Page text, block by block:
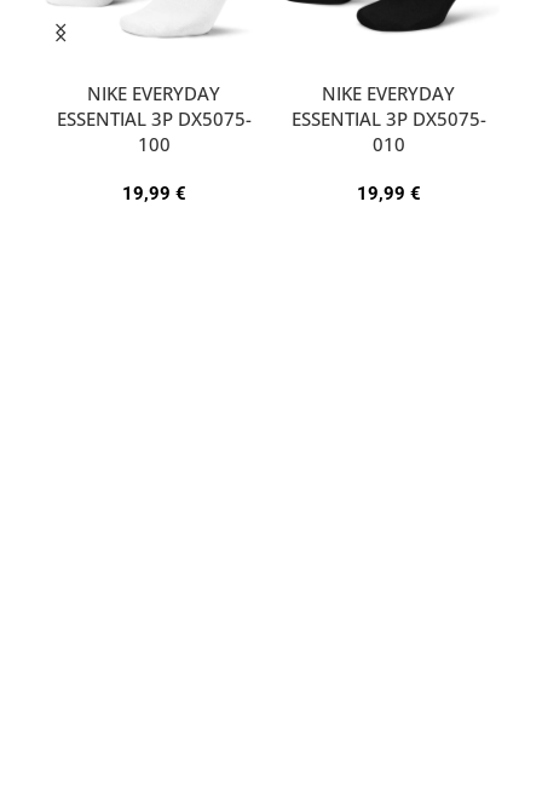
NIKE EVERYDAY
ESSENTIAL 3P DX5075-
100
19,99 €
NIKE EVERYDAY
ESSENTIAL 3P DX5075-
010
19,99 €